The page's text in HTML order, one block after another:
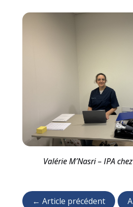
Valérie M’Nasri – IPA
← Article précédent